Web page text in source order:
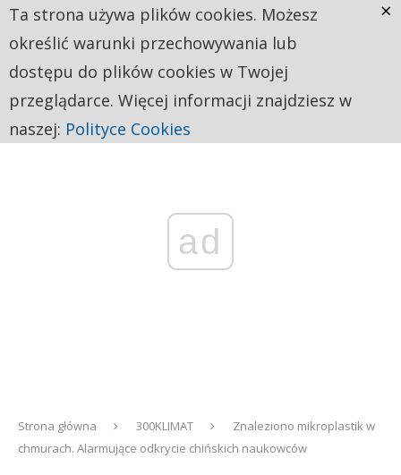
ad
Strona główna 300KLIMAT
Znaleziono mikroplastik w
chmurach. Alarmujące odkrycie chińskich naukowców
Ta strona używa plików cookies. Możesz
określić warunki przechowywania lub
dostępu do plików cookies w Twojej
przeglądarce. Więcej informacji znajdziesz w
naszej: Polityce Cookies
×